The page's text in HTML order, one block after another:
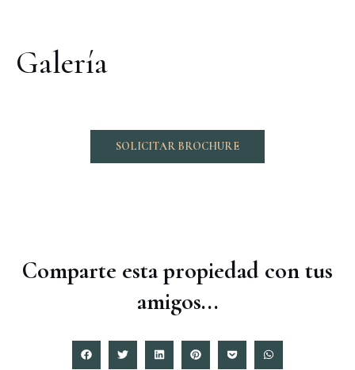
Galería
SOLICITAR BROCHURE
Comparte esta propiedad con tus
amigos...